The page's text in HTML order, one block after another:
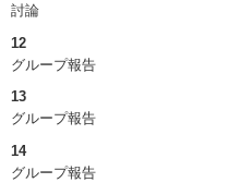
討論
12
グループ報告
13
グループ報告
14
グループ報告